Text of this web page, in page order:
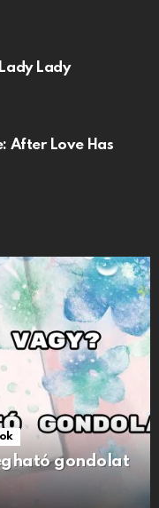
Lady
After Love Has
gondolat